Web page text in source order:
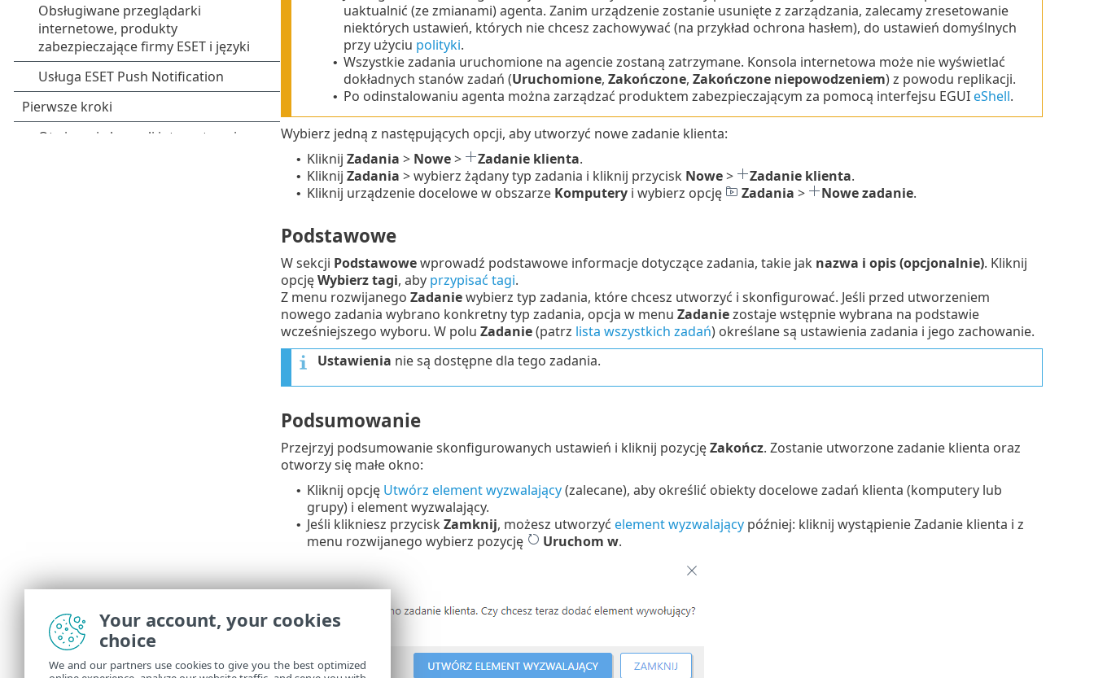
uaktualnić (ze zmianami) agenta. Zanim urządzenie zostanie usunięte z zarządzania, zalecamy zresetowanie
niektórych ustawień, których nie chcesz zachowywać (na przykład ochrona hasłem), do ustawień domyślnych
przy użyciu polityki.
• Wszystkie zadania uruchomione na agencie zostaną zatrzymane. Konsola internetowa może nie wyświetlać
dokładnych stanów zadań (Uruchomione, Zakończone, Zakończone niepowodzeniem) z powodu replikacji.
• Po odinstalowaniu agenta można zarządzać produktem zabezpieczającym za pomocą interfejsu EGUIeShell.
Wybierz jedną z następujących opcji, aby utworzyć nowe zadanie klienta:
• Kliknij Zadania > Nowe> Zadanie klienta.
• Kliknij Zadania > wybierz żądany typ zadania i kliknij przycisk Nowe> Zadanie klienta.
• Kliknij urządzenie docelowe w obszarze Komputeryi wybierz opcję Zadania > Nowe zadanie.
Podstawowe
W sekcji Podstawowewprowadź podstawowe informacje dotyczące zadania, takie jak nazwa i opis (opcjonalnie). Kliknij
opcjęWybierz tagi, aby przypisać tagi.
Z menu rozwijanego Zadaniewybierz typ zadania, które chcesz utworzyć i skonfigurować. Jeśli przed utworzeniem
nowego zadania wybrano konkretny typ zadania, opcja w menu Zadaniezostaje wstępnie wybrana na podstawie
wcześniejszego wyboru. W polu Zadanie(patrz lista wszystkich zadań) określane są ustawienia zadania i jego zachowanie.
Ustawienia nie są dostępne dla tego zadania.
Podsumowanie
Przejrzyj podsumowanie skonfigurowanych ustawień i kliknij pozycjęZakończ. Zostanie utworzone zadanie klienta oraz
otworzy się małe okno:
• Kliknij opcję Utwórz element wyzwalający(zalecane), aby określić obiekty docelowe zadań klienta (komputery lub
grupy) i element wyzwalający.
• Jeśli klikniesz przycisk Zamknij, możesz utworzyć element wyzwalającypóźniej: kliknij wystąpienie Zadanie klienta i z
menu rozwijanego wybierz pozycję
Uruchom w.
Your account, your cookies
choice
We and our partners use cookies to give you the best optimized